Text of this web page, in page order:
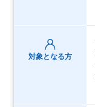
対象となる方